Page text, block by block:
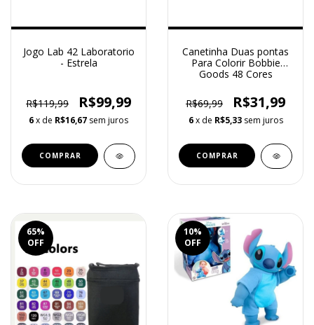
Jogo Lab 42 Laboratorio
- Estrela
R$119,99 R$99,99
6x de R$16,67 sem juros
Canetinha Duas pontas
Para Colorir Bobbie
Goods 48 Cores
R$69,99 R$31,99
6 x de R$5,33 sem juros
65%
OFF
10%
OFF